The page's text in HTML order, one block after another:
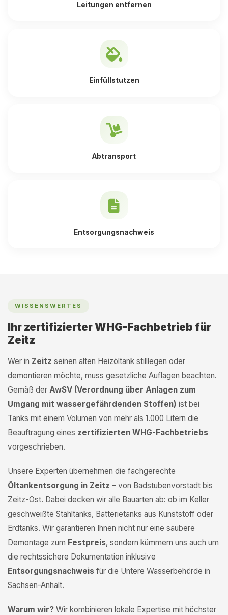
Leitungen entfernen
Einfüllstutzen
Abtransport
Entsorgungsnachweis
WISSENSWERTES
Ihr zertifizierter WHG-Fachbetrieb für
Zeitz
Wer in Zeitz seinen alten Heizöltank stilllegen oder
demontieren möchte, muss gesetzliche Auflagen beachten.
Gemäß der AwSV (Verordnung über Anlagen zum
Umgang mit wassergefährdenden Stoffen) ist bei
Tanks mit einem Volumen von mehr als 1.000 Litern die
Beauftragung eines zertifizierten WHG-Fachbetriebs
vorgeschrieben.
Unsere Experten übernehmen die fachgerechte
Öltankentsorgung in Zeitz – von Badstubenvorstadt bis
Zeitz-Ost. Dabei decken wir alle Bauarten ab: ob im Keller
geschweißte Stahltanks, Batterietanks aus Kunststoff oder
Erdtanks. Wir garantieren Ihnen nicht nur eine saubere
Demontage zum Festpreis, sondern kümmern uns auch um
die rechtssichere Dokumentation inklusive
Entsorgungsnachweis für die Untere Wasserbehörde in
Sachsen-Anhalt.
Warum wir? Wir kombinieren lokale Expertise mit höchster